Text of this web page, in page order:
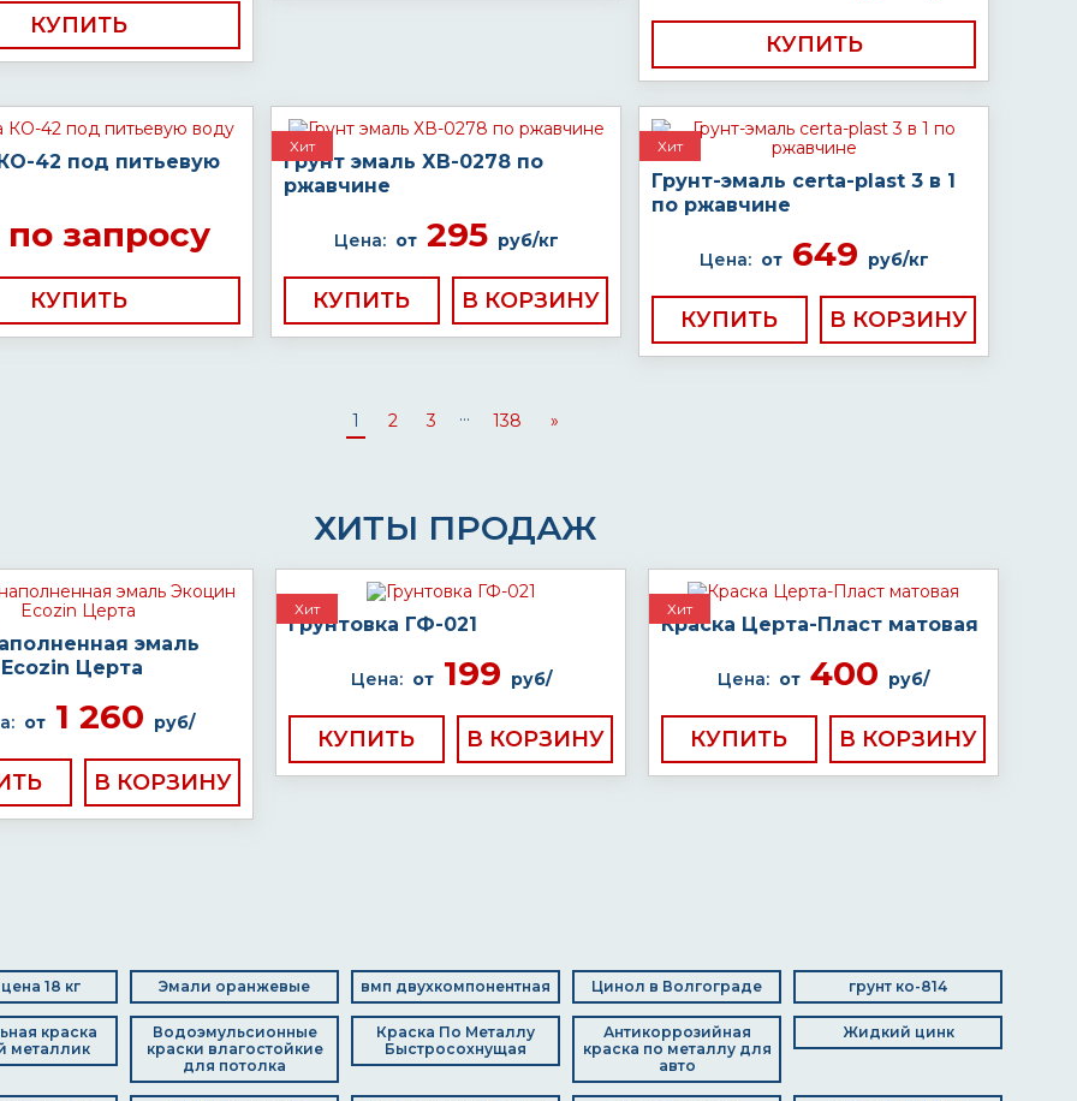
КУПИТЬ
КУПИТЬ
42 под питьевую
запросу
КУПИТЬ
Хит
Грунт эмаль ХВ-0278 по
ржавчине
Цена: от295 руб/кг
КУПИТЬ
Хит
Грунт-эмаль certa-plast 3 в 1
по ржавчине
Цена: от649 руб/кг
КУПИТЬ
1 2 3 ... 138 »
ХИТЫ ПРОДАЖ
эмаль
Церта
от1 260 руб/
Хит
Грунтовка ГФ-021
Цена: от199 руб/
КУПИТЬ
Хит
Краска Церта-Пласт матовая
Цена: от 400 руб/
КУПИТЬ
18 кг Эмали оранжевые вмп двухкомпонентная Цинол в Волгограде грунт ко-814
краска
металлик
Водоэмульсионные
краски влагостойкие
для потолка
Краска По Металлу
Быстросохнущая
Антикоррозийная
краска по металлу для
авто
Жидкий цинк